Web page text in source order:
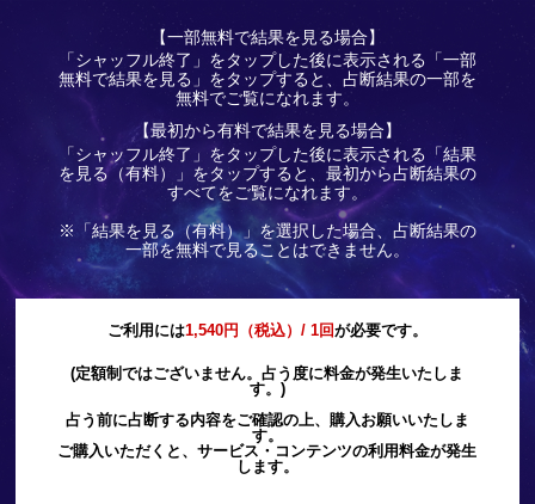
【一部無料で結果を見る場合】
「シャッフル終了」をタップした後に表示される「一部
無料で結果を見る」をタップすると、占断結果の一部を
無料でご覧になれます。
【最初から有料で結果を見る場合】
「シャッフル終了」をタップした後に表示される「結果
を見る（有料）」をタップすると、最初から占断結果の
すべてをご覧になれます。
※「結果を見る（有料）」を選択した場合、占断結果の
一部を無料で見ることはできません。
ご利用には1,540円（税込）/ 1回が必要です。
(定額制ではございません。占う度に料金が発生いたしま
す。)
占う前に占断する内容をご確認の上、購入お願いいたしま
す。
ご購入いただくと、サービス・コンテンツの利用料金が発生
します。